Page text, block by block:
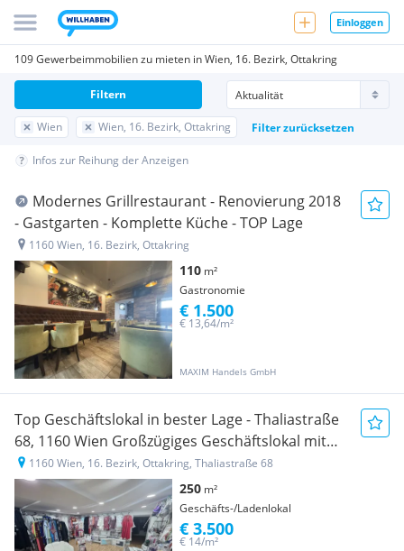
Einloggen
109 Gewerbeimmobilien zu mieten in Wien, 16. Bezirk, Ottakring
Wien Wien, 16. Bezirk, Ottakring Filter zurücksetzen
Filtern
Infos zur Reihung der Anzeigen
Modernes Grillrestaurant - Renovierung 2018
- Gastgarten - Komplette Küche - TOP Lage
1160 Wien, 16. Bezirk, Ottakring
110 m²
Gastronomie
MAXIM Handels GmbH
€ 13,64/m²
€ 1.500
Top Geschäftslokal in bester Lage - Thaliastraße
68, 1160 Wien Großzügiges Geschäftslokal mit
ca. 250 m² in ausgezeichneter Frequenzlage zu
vermieten! Nutzen Sie diese seltene Gelegenheit
und sichern Sie sich ein Geschäftslokal in einer
der belebtesten La
1160 Wien, 16. Bezirk, Ottakring, Thaliastraße 68
250 m²
Geschäfts-/Ladenlokal
€ 14/m²
€ 3.500